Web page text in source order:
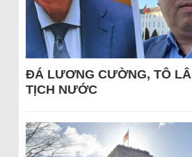
ĐÁ LƯƠNG CƯỜNG, TÔ
TỊCH NƯỚC